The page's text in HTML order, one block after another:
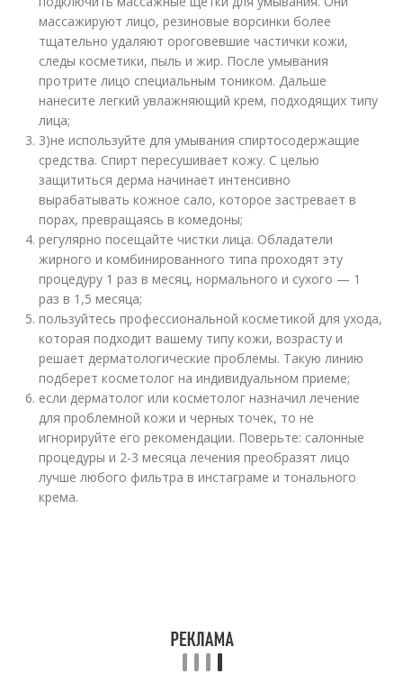
массажируют лицо, резиновые ворсинки более
тщательно удаляют ороговевшие частички кожи,
следы косметики, пыль и жир. После умывания
протрите лицо специальным тоником. Дальше
нанесите легкий увлажняющий крем, подходящих типу
лица;
3)не используйте для умывания спиртосодержащие
средства. Спирт пересушивает кожу. С целью
защититься дерма начинает интенсивно
вырабатывать кожное сало, которое застревает в
порах, превращаясь в комедоны;
регулярно посещайте чистки лица. Обладатели
жирного и комбинированного типа проходят эту
процедуру 1 раз в месяц, нормального и сухого — 1
раз в 1,5 месяца;
пользуйтесь профессиональной косметикой для ухода,
которая подходит вашему типу кожи, возрасту и
решает дерматологические проблемы. Такую линию
подберет косметолог на индивидуальном приеме;
если дерматолог или косметолог назначил лечение
для проблемной кожи и черных точек, то не
игнорируйте его рекомендации. Поверьте: салонные
процедуры и 2-3 месяца лечения преобразят лицо
лучше любого фильтра в инстаграме и тонального
крема.